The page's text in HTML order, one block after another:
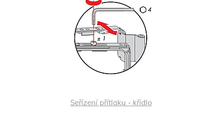
Seřízení přítlaku - křídlo